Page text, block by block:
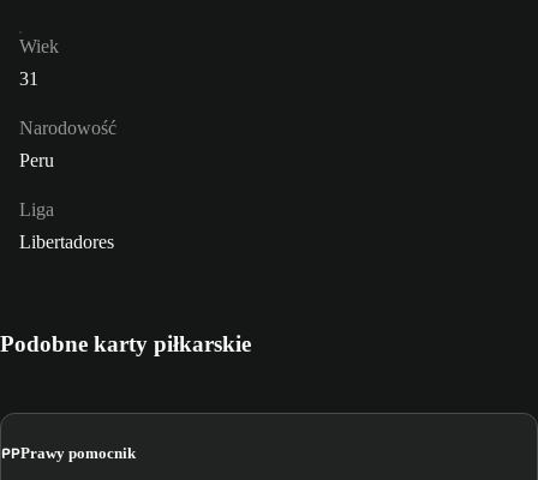
Wiek
31
Narodowość
Peru
Liga
Libertadores
Podobne karty piłkarskie
PPPrawy pomocnik